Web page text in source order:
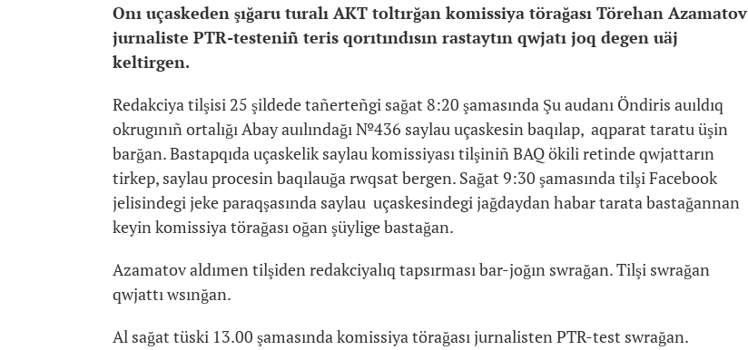
Onı uçaskeden şığaru turalı AKT toltırğan komissiya törağası Törehan Azamatov
jurnaliste PTR-testeniñ teris qorıtındısın rastaytın qwjatı joq degen uäj
keltirgen.
Redakciya tilşisi 25 şildede tañerteñgi sağat 8:20 şamasında Şu audanı Öndiris auıldıq
okrugınıñ ortalığı Abay auılındağı №436 saylau uçaskesin baqılap, aqparat taratu üşin
barğan. Bastapqıda uçaskelik saylau komissiyası tilşiniñ BAQ ökili retinde qwjattarın
tirkep, saylau procesin baqılauğa rwqsat bergen. Sağat 9:30 şamasında tilşi Facebook
jelisindegi jeke paraqşasında saylau uçaskesindegi jağdaydan habar tarata bastağannan
keyin komissiya törağası oğan şüylige bastağan.
Azamatov aldımen tilşiden redakciyalıq tapsırması bar-joğın swrağan. Tilşi swrağan
qwjattı wsınğan.
Al sağat tüski 13.00 şamasında komissiya törağası jurnalisten PTR-test swrağan.